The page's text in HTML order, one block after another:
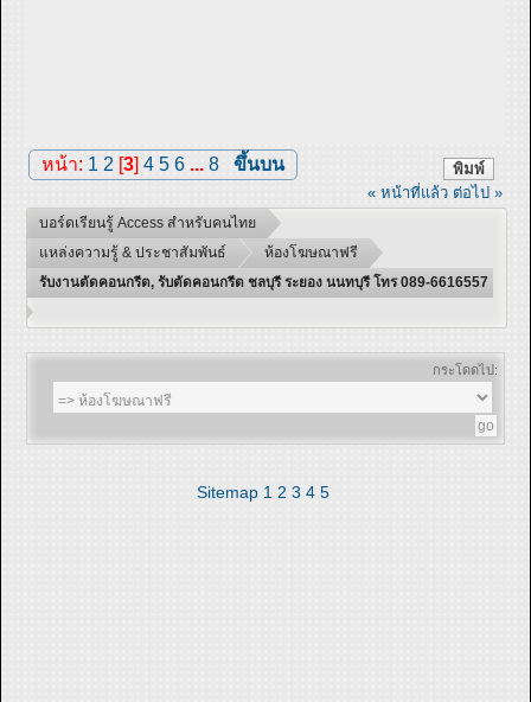
พิมพ์
หน้า: 1 2 [3] 4 5 6 ... 8 ขึ้นบน
« หน้าที่แล้ว ต่อไป »
บอร์ดเรียนรู้ Access สำหรับคนไทย
แหล่งความรู้ & ประชาสัมพันธ์
ห้องโฆษณาฟรี
รับงานตัดคอนกรีต, รับตัดคอนกรีต ชลบุรี ระยอง นนทบุรี โทร 089-6616557
กระโดดไป:
Sitemap 1 2 3 4 5